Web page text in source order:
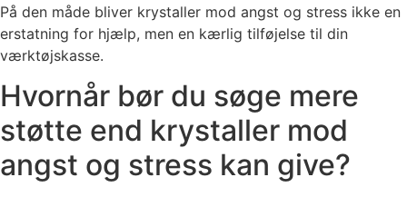
På den måde bliver krystaller mod angst og stress ikke en
erstatning for hjælp, men en kærlig tilføjelse til din
værktøjskasse.
Hvornår bør du søge mere
støtte end krystaller mod
angst og stress kan give?